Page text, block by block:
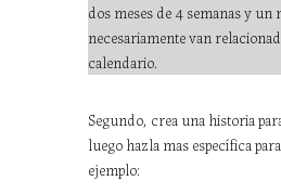
dos meses de 4 semanas y un
necesariamente van
calendario.
Segundo, crea una historia
luego hazla mas específica
ejemplo: